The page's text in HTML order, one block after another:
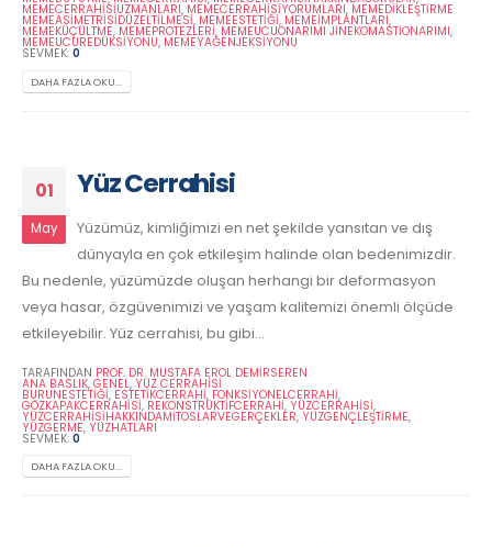
MEMECERRAHISIUZMANLARI, MEMECERRAHISIYORUMLARI, MEMEDIKLEŞTIRME
MEMEASIMETRISIDÜZELTILMESI, MEMEESTETIĞI, MEMEIMPLANTLARI,
MEMEKÜÇÜLTME, MEMEPROTEZLERI, MEMEUCUONARIMI JINEKOMASTIONARIMI,
MEMEUCUREDÜKSIYONU, MEMEYAĞENJEKSIYONU
SEVMEK: 0
DAHA FAZLA OKU...
01
May
Yüz Cerrahisi
Yüzümüz, kimliğimizi en net şekilde yansıtan ve dış
dünyayla en çok etkileşim halinde olan bedenimizdir.
Bu nedenle, yüzümüzde oluşan herhangi bir deformasyon
veya hasar, özgüvenimizi ve yaşam kalitemizi önemli ölçüde
etkileyebilir. Yüz cerrahisi, bu gibi...
TARAFINDAN PROF. DR. MUSTAFA EROL DEMİRSEREN
ANA BASLIK, GENEL, YÜZ CERRAHISI
BURUNESTETIĞI, ESTETIKCERRAHI, FONKSIYONELCERRAHI,
GÖZKAPAKCERRAHISI, REKONSTRÜKTIFCERRAHI, YÜZCERRAHISI,
YÜZCERRAHISIHAKKINDAMITOSLARVEGERÇEKLER, YÜZGENÇLEŞTIRME,
YÜZGERME, YÜZHATLARI
SEVMEK: 0
DAHA FAZLA OKU...